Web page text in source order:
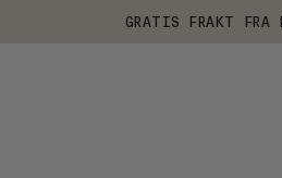
GRATIS FRAKT FRA